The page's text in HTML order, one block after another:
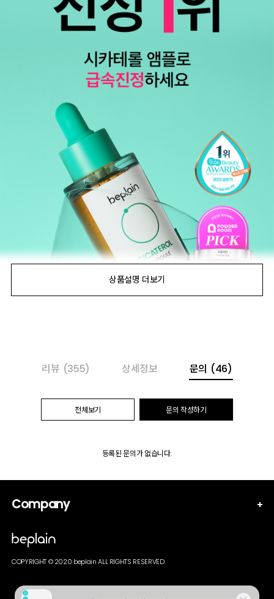
리뷰 (355) 상세정보 문의 (46)
전체보기 문의 작성하기
등록된 문의가 없습니다.
Company
COPYRIGHT © 2020 beplain ALL RIGHTS RESERVED.